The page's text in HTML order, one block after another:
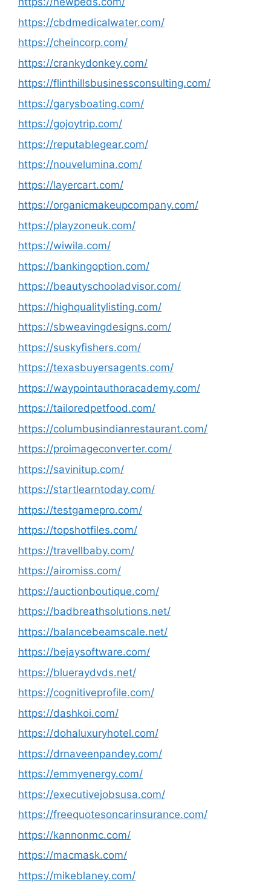
https://cbdmedicalwater.com/
https://cheincorp.com/
https://crankydonkey.com/
https://flinthillsbusinessconsulting.com/
https://garysboating.com/
https://gojoytrip.com/
https://reputablegear.com/
https://nouvelumina.com/
https://layercart.com/
https://organicmakeupcompany.com/
https://playzoneuk.com/
https://wiwila.com/
https://bankingoption.com/
https://beautyschooladvisor.com/
https://highqualitylisting.com/
https://sbweavingdesigns.com/
https://suskyfishers.com/
https://texasbuyersagents.com/
https://waypointauthoracademy.com/
https://tailoredpetfood.com/
https://columbusindianrestaurant.com/
https://proimageconverter.com/
https://savinitup.com/
https://startlearntoday.com/
https://testgamepro.com/
https://topshotfiles.com/
https://travellbaby.com/
https://airomiss.com/
https://auctionboutique.com/
https://badbreathsolutions.net/
https://balancebeamscale.net/
https://bejaysoftware.com/
https://blueraydvds.net/
https://cognitiveprofile.com/
https://dashkoi.com/
https://dohaluxuryhotel.com/
https://drnaveenpandey.com/
https://emmyenergy.com/
https://executivejobsusa.com/
https://freequotesoncarinsurance.com/
https://kannonmc.com/
https://macmask.com/
https://mikeblaney.com/